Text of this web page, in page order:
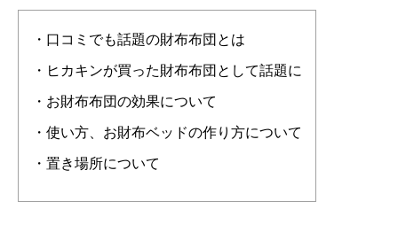
・口コミでも話題の財布布団とは
・ヒカキンが買った財布布団として話題に
・お財布布団の効果について
・使い方、お財布ベッドの作り方について
・置き場所について